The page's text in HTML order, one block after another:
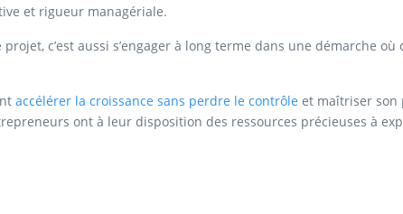
et rigueur managériale.
projet, c’est aussi s’engager à long terme dans une
accélérer la croissance sans perdre le contrôle et maîtriser son
ont à leur disposition des ressources précieuses à